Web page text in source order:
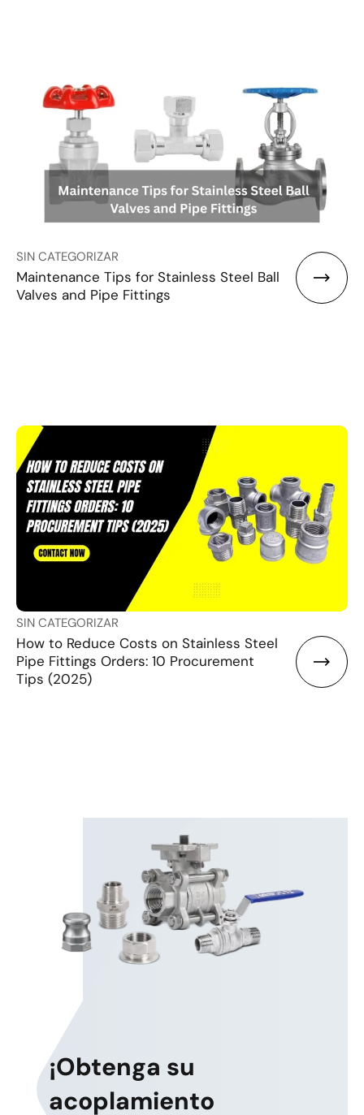
SIN CATEGORIZAR
Maintenance Tips for Stainless Steel Ball
Valves and Pipe Fittings
SIN CATEGORIZAR
How to Reduce Costs on Stainless Steel
Pipe Fittings Orders: 10 Procurement
Tips (2025)
¡Obtenga su
acoplamiento